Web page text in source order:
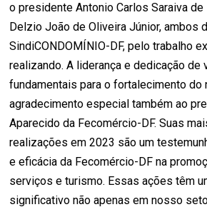
o presidente Antonio Carlos Saraiva
Delzio João de Oliveira Júnior, ambos
SindiCONDOMÍNIO-DF, pelo trabalho
realizando. A liderança e dedicação
fundamentais para o fortalecimento do
agradecimento especial também ao
Aparecido da Fecomércio-DF. Suas
realizações em 2023 são um
e eficácia da Fecomércio-DF na
serviços e turismo. Essas ações têm
significativo não apenas em nosso